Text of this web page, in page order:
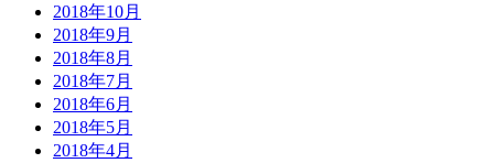
2018年10月
2018年9月
2018年8月
2018年7月
2018年6月
2018年5月
2018年4月